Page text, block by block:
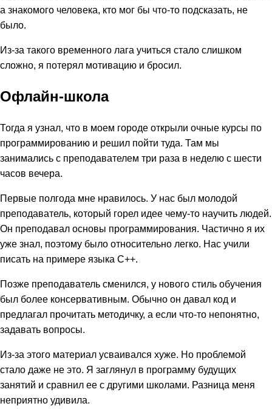
а знакомого человека, кто мог бы что-то подсказать, не
было.
Из-за такого временного лага учиться стало слишком
сложно, я потерял мотивацию и бросил.
Офлайн-школа
Тогда я узнал, что в моем городе открыли очные курсы по
программированию и решил пойти туда. Там мы
занимались с преподавателем три раза в неделю с шести
часов вечера.
Первые полгода мне нравилось. У нас был молодой
преподаватель, который горел идее чему-то научить людей.
Он преподавал основы программирования. Частично я их
уже знал, поэтому было относительно легко. Нас учили
писать на примере языка C++.
Позже преподаватель сменился, у нового стиль обучения
был более консервативным. Обычно он давал код и
предлагал прочитать методичку, а если что-то непонятно,
задавать вопросы.
Из-за этого материал усваивался хуже. Но проблемой
стало даже не это. Я заглянул в программу будущих
занятий и сравнил ее с другими школами. Разница меня
неприятно удивила.